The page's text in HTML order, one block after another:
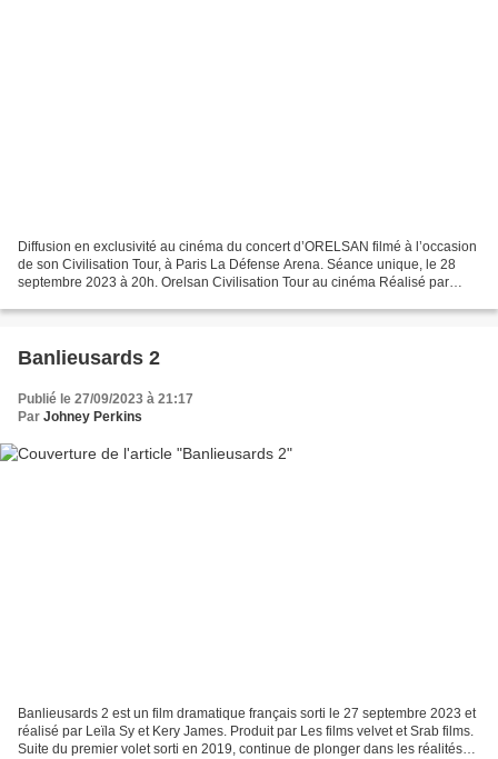
Diffusion en exclusivité au cinéma du concert d’ORELSAN filmé à l’occasion
de son Civilisation Tour, à Paris La Défense Arena. Séance unique, le 28
septembre 2023 à 20h. Orelsan Civilisation Tour au cinéma Réalisé par
Banlieusards 2
Publié le 27/09/2023 à 21:17
Par Johney Perkins
Banlieusards 2 est un film dramatique français sorti le 27 septembre 2023 et
réalisé par Leïla Sy et Kery James. Produit par Les films velvet et Srab films.
Suite du premier volet sorti en 2019, continue de plonger dans les réalités